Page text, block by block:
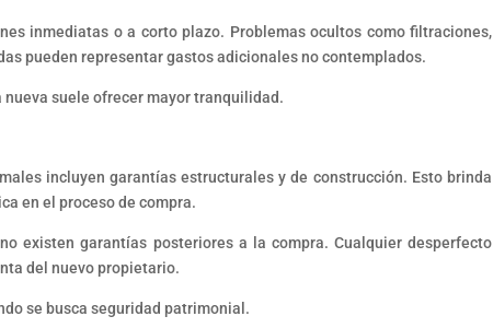
inmediatas o a corto plazo. Problemas ocultos como filtraciones,
pueden representar gastos adicionales no contemplados.
suele ofrecer mayor tranquilidad.
incluyen garantías estructurales y de construcción. Esto brinda
en el proceso de compra.
existen garantías posteriores a la compra. Cualquier desperfecto
del nuevo propietario.
se busca seguridad patrimonial.